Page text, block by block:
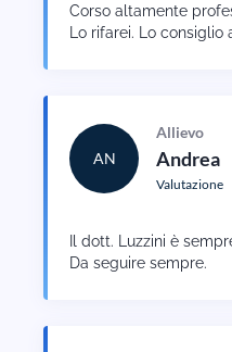
Corso altamente
Lo rifarei. Lo
AN
Allievo
Andrea
Valutazione
Il dott. Luzzini è
Da seguire sempre.